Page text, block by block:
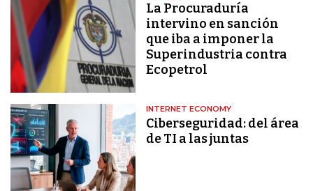
La Procuraduría
intervino en sanción
que iba a imponer la
Superindustria contra
Ecopetrol
INTERNET ECONOMY
Ciberseguridad: del área
de TI a las juntas